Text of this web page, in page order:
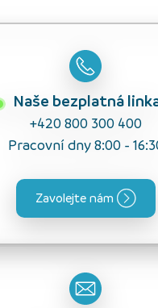
Naše bezplatná
+420 800 300 400
Pracovní dny 8:00 -
Zavolejte nám